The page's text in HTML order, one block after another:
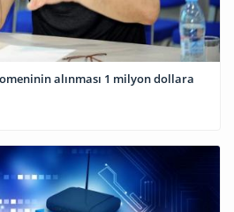
alınması 1 milyon dollara